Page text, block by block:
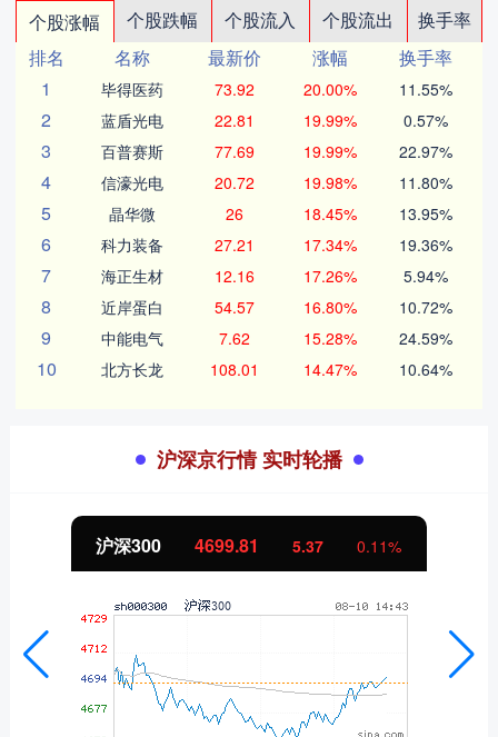
个股涨幅 个股跌幅 个股流入 个股流出
换手率
排名
名称 最新价 涨幅
换手率
1
毕得医药 73.92 20.00% 11.55%
2 蓝盾光电 22.81 19.99% 0.57%
3 百普赛斯 77.69 19.99% 22.97%
4 信濠光电 20.72 19.98% 11.80%
5 晶华微 26 18.45% 13.95%
6 科力装备 27.21 17.34% 19.36%
7 海正生材 12.16 17.26% 5.94%
8 近岸蛋白 54.57 16.80% 10.72%
9 中能电气 7.62 15.28% 24.59%
10 北方长龙 108.01 14.47% 10.64%
沪深京行情 实时轮播
北证50 1124.07 -10.18